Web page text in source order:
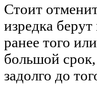
Стоит
изредка
ранее того
большой
задолго до